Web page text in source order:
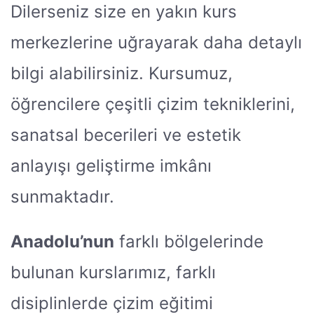
Dilerseniz size en yakın kurs
merkezlerine uğrayarak daha detaylı
bilgi alabilirsiniz. Kursumuz,
öğrencilere çeşitli çizim tekniklerini,
sanatsal becerileri ve estetik
anlayışı geliştirme imkânı
sunmaktadır.
Anadolu’nun farklı bölgelerinde
bulunan kurslarımız, farklı
disiplinlerde çizim eğitimi